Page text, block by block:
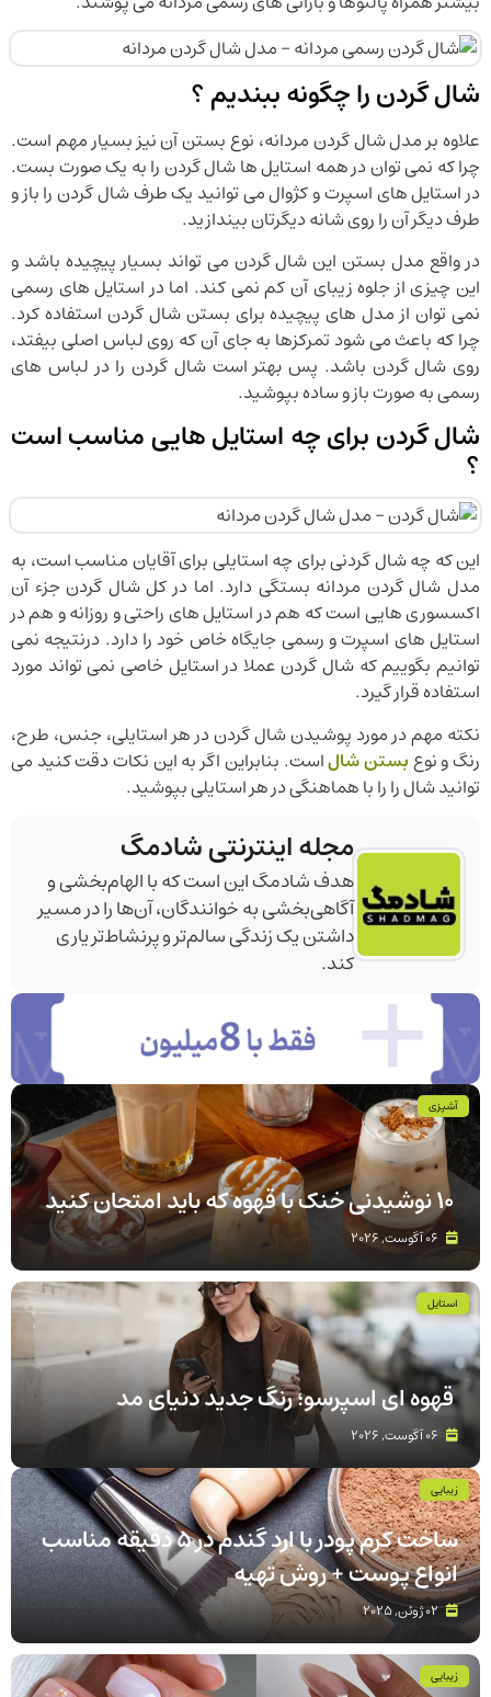
شال گردن را چگونه ببندیم ؟
علاوه بر مدل شال گردن مردانه، نوع بستن آن نیز بسیار مهم است.
چرا که نمی توان در همه استایل ها شال گردن را به یک صورت بست.
در استایل های اسپرت و کژوال می توانید یک طرف شال گردن را باز و
طرف دیگر آن را روی شانه دیگرتان بیندازید.
در واقع مدل بستن این شال گردن می تواند بسیار پیچیده باشد و
این چیزی از جلوه زیبای آن کم نمی کند. اما در استایل های رسمی
نمی توان از مدل های پیچیده برای بستن شال گردن استفاده کرد.
چرا که باعث می شود تمرکزها به جای آن که روی لباس اصلی بیفتد،
روی شال گردن باشد. پس بهتر است شال گردن را در لباس های
رسمی به صورت باز و ساده بپوشید.
شال گردن برای چه استایل هایی مناسب است
؟
این که چه شال گردنی برای چه استایلی برای آقایان مناسب است، به
مدل شال گردن مردانه بستگی دارد. اما در کل شال گردن جزء آن
اکسسوری هایی است که هم در استایل های راحتی و روزانه و هم در
استایل های اسپرت و رسمی جایگاه خاص خود را دارد. درنتیجه نمی
توانیم بگوییم که شال گردن عملا در استایل خاصی نمی تواند مورد
استفاده قرار گیرد.
نکته مهم در مورد پوشیدن شال گردن در هر استایلی، جنس، طرح،
رنگ و نوعبستن شالاست. بنابراین اگر به این نکات دقت کنید می
توانید شال را را با هماهنگی در هر استایلی بپوشید.
مجله اینترنتی شادمگ
هدف شادمگ این است که با الهام‌بخشی و
آگاهی‌بخشی به خوانندگان، آن‌ها را در مسیر
داشتن یک زندگی سالم‌تر و پرنشاط‌تر یاری
کند.
آشپزی
قهوه‌ ای اسپرسو؛ رنگ جدید دنیای مد
استایل
ساخت کرم پودر با ارد گندم در ۵ دقیقه مناسب
انواع پوست‌ + روش تهیه
02 ژوئن, 2025
زیبایی
زیبایی